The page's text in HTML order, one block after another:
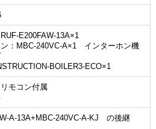
E200FAW-13A×1
ン：MBC-240VC-A×1 インターホン機
BOILER3-ECO×1
モコン付属
A-13A+MBC-240VC-A-KJ の後継